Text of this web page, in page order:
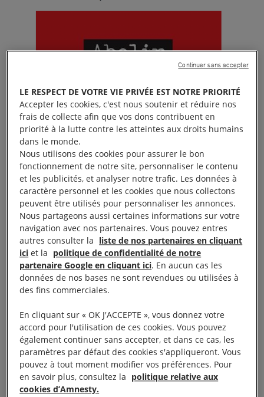
Expo : « Abolir la peine de mort Toujours d’actualité
? ! ».
Ouverture de 8 h 15 à 12 h & 13h15 à 17heures du
lundi au vendredi
« Abolir la peine de mort : un combat d’hier et
d’aujourd’hui » au Palais de Justice LE HAVRE
Contre la peine de mort, en partenariat avec la
LE RESPECT DE VOTRE VIE PRIVÉE EST NOTRE PRIORITÉ
Accepter les cookies, c'est nous soutenir et réduire nos
frais de collecte afin que vos dons contribuent en
priorité à la lutte contre les atteintes aux droits humains
dans le monde.
Nous utilisons des cookies pour assurer le bon
fonctionnement de notre site, personnaliser le contenu
et les publicités, et analyser notre trafic. Les données à
caractère personnel et les cookies que nous collectons
peuvent être utilisés pour personnaliser les annonces.
Nous partageons aussi certaines informations sur votre
navigation avec nos partenaires. Vous pouvez entres
autres consulter la liste de nos partenaires en cliquant
ici et la politique de confidentialité de notre
partenaire Google en cliquant ici. En aucun cas les
données de nos bases ne sont revendues ou utilisées à
des fins commerciales.
En cliquant sur « OK J'ACCEPTE », vous donnez votre
accord pour l'utilisation de ces cookies. Vous pouvez
également continuer sans accepter, et dans ce cas, les
paramètres par défaut des cookies s'appliqueront. Vous
pouvez à tout moment modifier vos préférences. Pour
en savoir plus, consultez la politique relative aux
cookies d’Amnesty.
Continuer sans accepter